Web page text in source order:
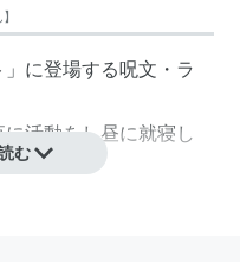
】
に登場する呪文・ラ
活動をし昼に就寝し
む